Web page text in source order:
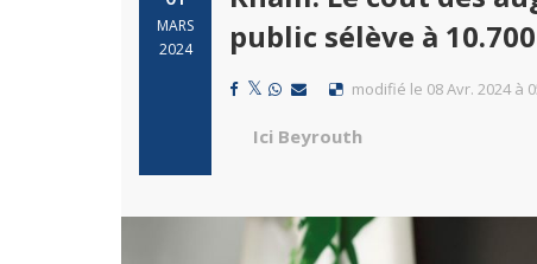
MARS
2024
public sélève à
modifié le 08 Avr. 2024 à
Ici Beyrouth